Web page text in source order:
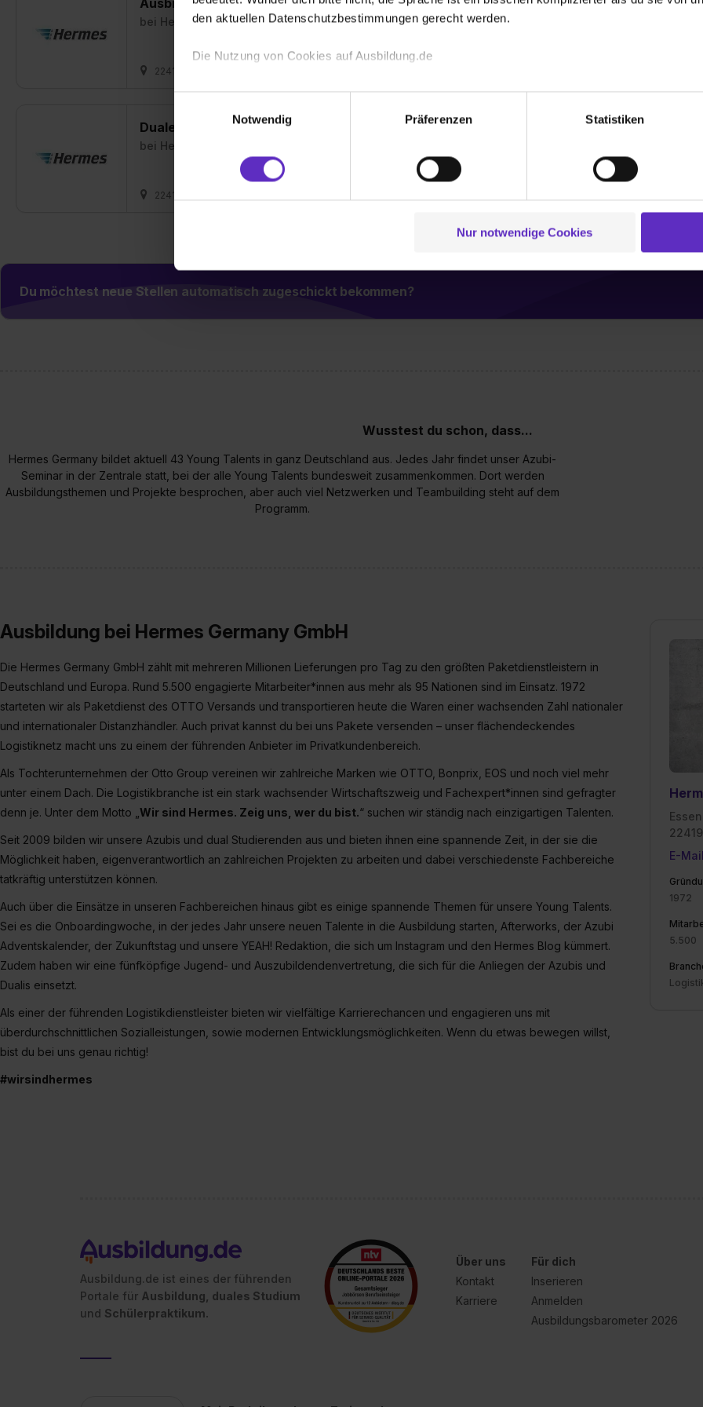
den aktuellen Datenschutzbestimmungen gerecht werden.
Die Nutzung von Cookies auf Ausbildung.de
Wir verwenden Cookies zur technischen Funktion unserer Webseite („Notwendig“), um von
Webseite getroffenen Einstellungen zu speichern ( „Präferenzen“), die Zugriffe auf unsere
(„Statistiken“), um Informationen zu deiner Verwendung unserer Website an unsere Partner
Partner führen diese Informationen möglicherweise mit weiteren Daten zusammen, die du
zu. . In diesem Fall sowie bei der separaten Aktivierung von „Social Media und Marketing“
einverstanden, dass dir nach Setzen der Cookies externe Inhalte (z.B. Videos oder Posts)
Verwendungszwecke zulassen, triff deine Auswahl über die Checkboxen und klick auf
Einwilligung zur Platzierung von Cookies der Kategorien „Präferenzen“, „Statistiken“ und
Notwendig
Präferenzen Statistiken
Nur notwendige Cookies
Ausbildung Fachinformatiker (m/w/d) für Anwendungsentwicklung
bei Hermes Germany GmbH
22419 Hamburg
Duales Studium Business Administration (m/w/d)
bei Hermes Germany GmbH
22419 Hamburg
Du möchtest neue Stellen automatisch zugeschickt bekommen?
Wusstest du schon, dass...
Hermes Germany bildet aktuell 43 Young Talents in ganz Deutschland aus. Jedes Jahr findet unser Azubi-
Seminar in der Zentrale statt, bei der alle Young Talents bundesweit zusammenkommen. Dort werden
Ausbildungsthemen und Projekte besprochen, aber auch viel Netzwerken und Teambuilding steht auf dem
Programm.
E-
1972
5.500
Ausbildung bei Hermes Germany GmbH
Die Hermes Germany GmbH zählt mit mehreren Millionen Lieferungen pro Tag zu den größten Paketdienstleistern in
Deutschland und Europa. Rund 5.500 engagierte Mitarbeiter*innen aus mehr als 95 Nationen sind im Einsatz. 1972
starteten wir als Paketdienst des OTTO Versands und transportieren heute die Waren einer wachsenden Zahl nationaler
und internationaler Distanzhändler. Auch privat kannst du bei uns Pakete versenden – unser flächendeckendes
Logistiknetz macht uns zu einem der führenden Anbieter im Privatkundenbereich.
Als Tochterunternehmen der Otto Group vereinen wir zahlreiche Marken wie OTTO, Bonprix, EOS und noch viel mehr
unter einem Dach. Die Logistikbranche ist ein stark wachsender Wirtschaftszweig und Fachexpert*innen sind gefragter
denn je. Unter dem Motto „ Wir sind Hermes. Zeig uns, wer du bist.“ suchen wir ständig nach einzigartigen Talenten.
Seit 2009 bilden wir unsere Azubis und dual Studierenden aus und bieten ihnen eine spannende Zeit, in der sie die
Möglichkeit haben, eigenverantwortlich an zahlreichen Projekten zu arbeiten und dabei verschiedenste Fachbereiche
tatkräftig unterstützen können.
Auch über die Einsätze in unseren Fachbereichen hinaus gibt es einige spannende Themen für unsere Young Talents.
Sei es die Onboardingwoche, in der jedes Jahr unsere neuen Talente in die Ausbildung starten, Afterworks, der Azubi
Adventskalender, der Zukunftstag und unsere YEAH! Redaktion, die sich um Instagram und den Hermes Blog kümmert.
Zudem haben wir eine fünfköpfige Jugend- und Auszubildendenvertretung, die sich für die Anliegen der Azubis und
Dualis einsetzt.
Als einer der führenden Logistikdienstleister bieten wir vielfältige Karrierechancen und engagieren uns mit
überdurchschnittlichen Sozialleistungen, sowie modernen Entwicklungsmöglichkeiten. Wenn du etwas bewegen willst,
bist du bei uns genau richtig!
#wirsindhermes
Ausbildung.de ist eines der führenden
Portale für Ausbildung, duales Studium
und Schülerpraktikum.
Über uns
Kontakt
Karriere
Für dich
Inserieren
Anmelden
Ausbildungsbarometer 2026